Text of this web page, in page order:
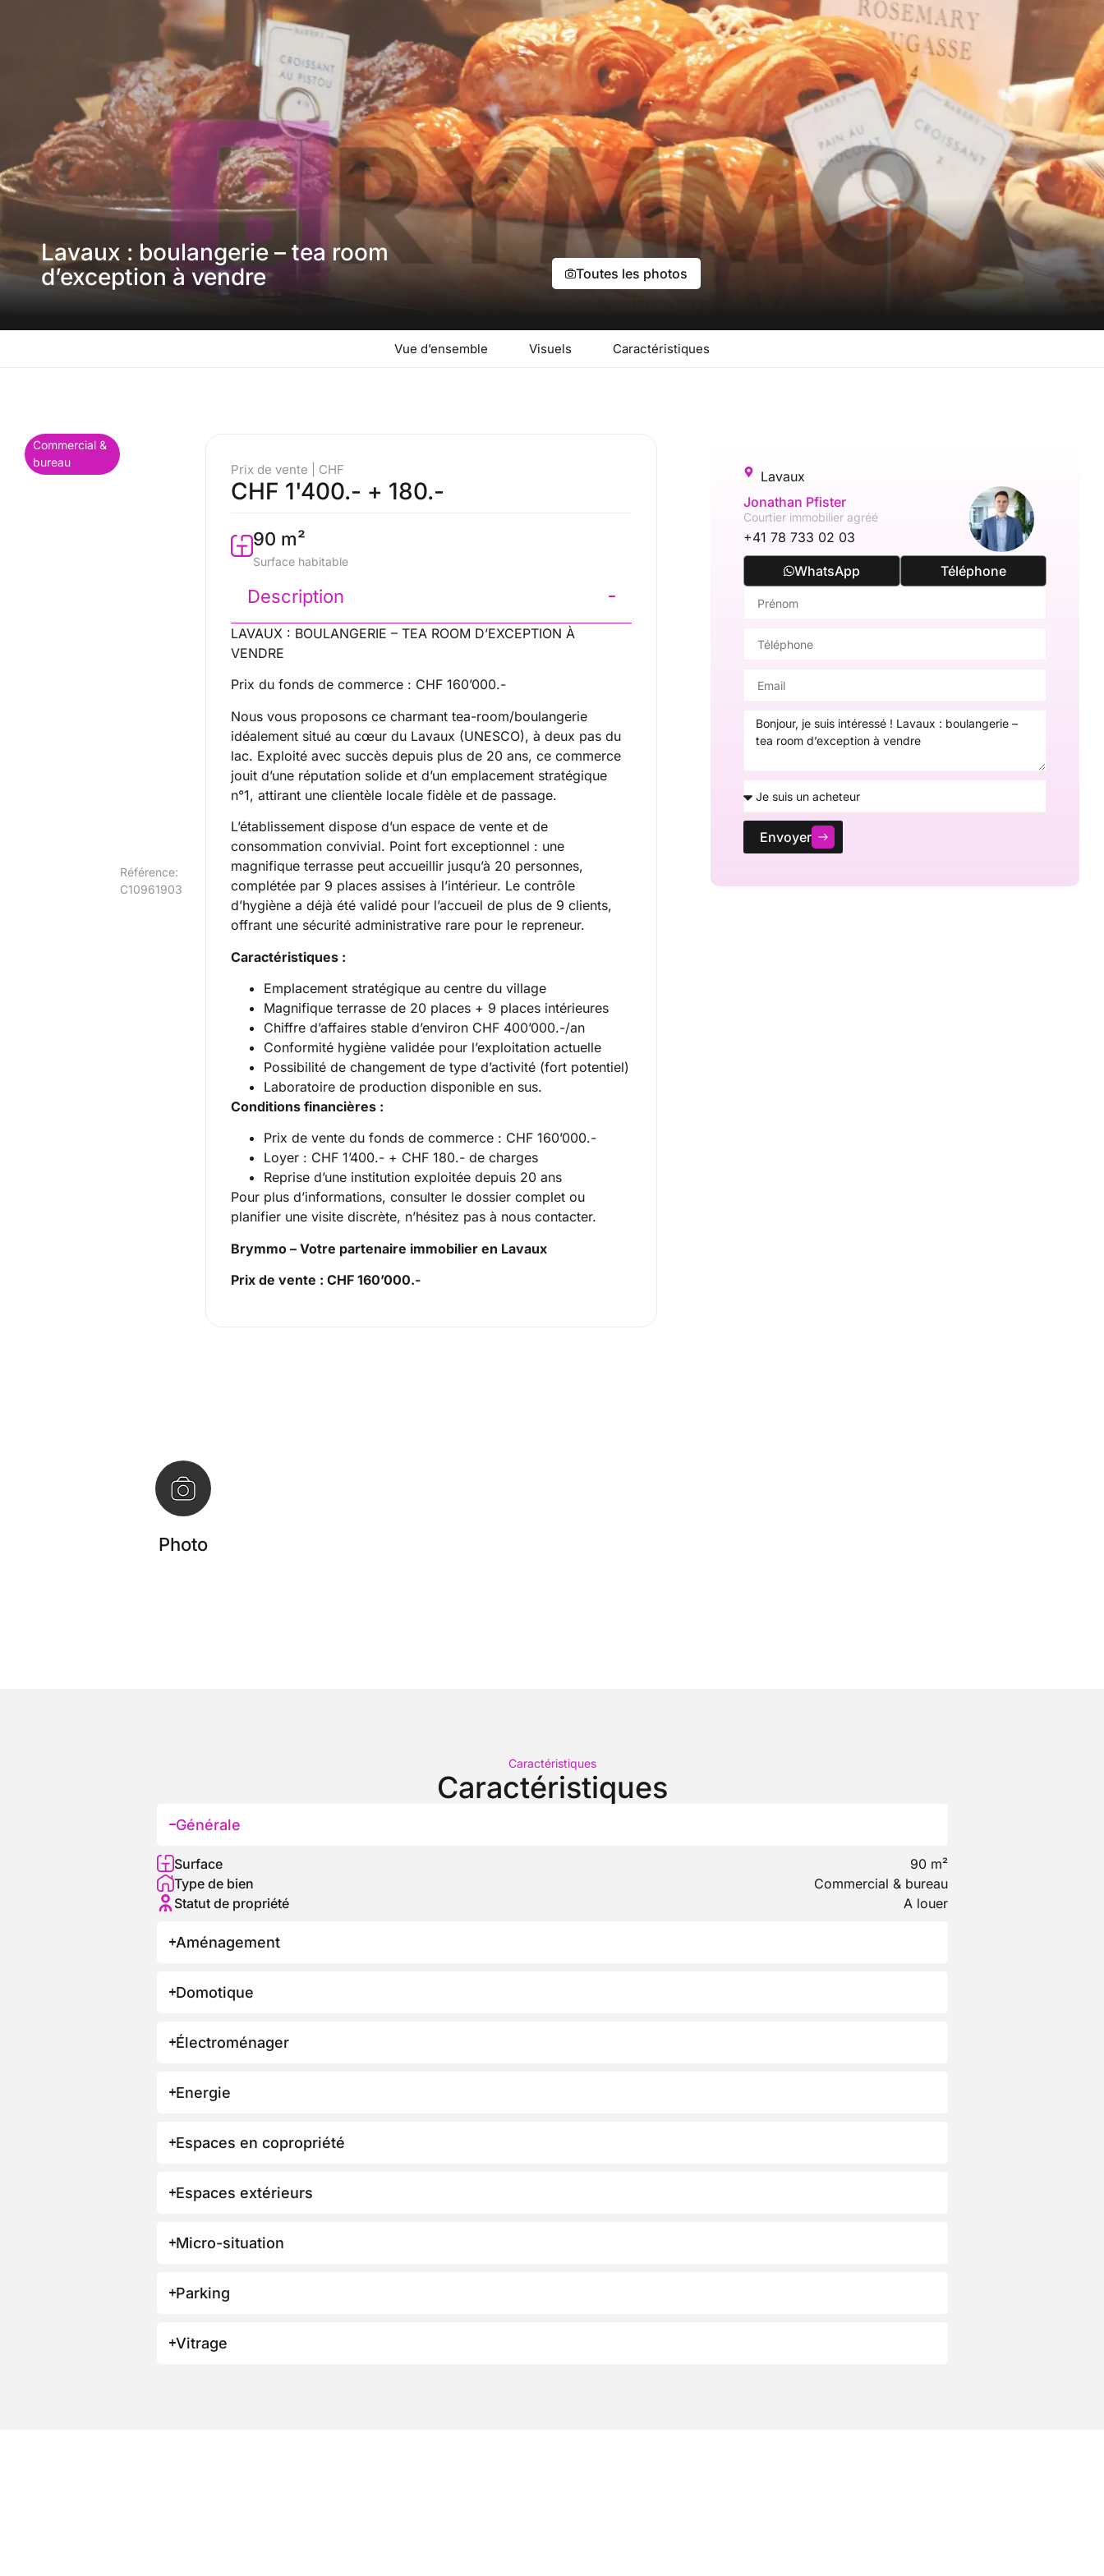
Lavaux : boulangerie – tea room
d’exception à vendre
Toutes les photos
Vue d’ensemble Visuels Caractéristiques
Commercial &
bureau
Référence:
C10961903
Prix de vente | CHF
CHF 1'400.- + 180.-
90 m²
Surface habitable
Description
LAVAUX : BOULANGERIE – TEA ROOM D’EXCEPTION À
VENDRE
Prix du fonds de commerce : CHF 160’000.-
Nous vous proposons ce charmant tea-room/boulangerie
idéalement situé au cœur du Lavaux (UNESCO), à deux pas du
lac. Exploité avec succès depuis plus de 20 ans, ce commerce
jouit d’une réputation solide et d’un emplacement stratégique
n°1, attirant une clientèle locale fidèle et de passage.
L’établissement dispose d’un espace de vente et de
consommation convivial. Point fort exceptionnel : une
magnifique terrasse peut accueillir jusqu’à 20 personnes,
complétée par 9 places assises à l’intérieur. Le contrôle
d’hygiène a déjà été validé pour l’accueil de plus de 9 clients,
offrant une sécurité administrative rare pour le repreneur.
Caractéristiques :
Emplacement stratégique au centre du village
Magnifique terrasse de 20 places + 9 places intérieures
Chiffre d’affaires stable d’environ CHF 400’000.-/an
Conformité hygiène validée pour l’exploitation actuelle
Possibilité de changement de type d’activité (fort potentiel)
Laboratoire de production disponible en sus.
Conditions financières :
Prix de vente du fonds de commerce : CHF 160’000.-
Loyer : CHF 1’400.- + CHF 180.- de charges
Reprise d’une institution exploitée depuis 20 ans
Pour plus d’informations, consulter le dossier complet ou
planifier une visite discrète, n’hésitez pas à nous contacter.
Brymmo – Votre partenaire immobilier en Lavaux
Prix de vente : CHF 160’000.-
Lavaux
Jonathan Pfister
Courtier immobilier agréé
+41 78 733 02 03
WhatsApp Téléphone
Envoyer
Photo
Caractéristiques
Caractéristiques
Générale
Surface
90 m²
Type de bien
Commercial & bureau
Statut de propriété
A louer
Aménagement
Domotique
Électroménager
Energie
Espaces en copropriété
Espaces extérieurs
Micro-situation
Parking
Vitrage